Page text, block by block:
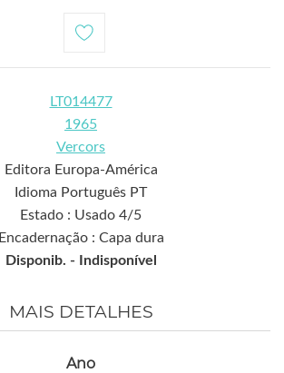
LT014477
1965
Vercors
Editora Europa-América
Idioma Português PT
Estado : Usado 4/5
Encadernação : Capa dura
Disponib. -
Indisponível
MAIS DETALHES
Ano